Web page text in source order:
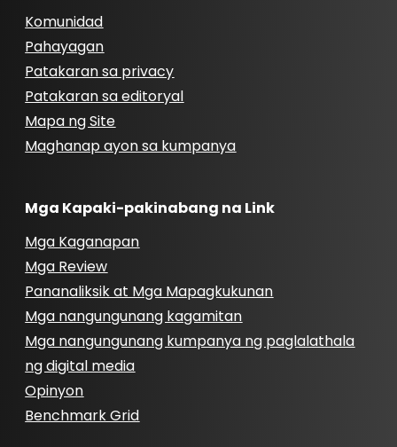
Komunidad
Pahayagan
Patakaran sa privacy
Patakaran sa editoryal
Mapa ng Site
Maghanap ayon sa kumpanya
Mga Kapaki-pakinabang na Link
Mga Kaganapan
Mga Review
Pananaliksik at Mga Mapagkukunan
Mga nangungunang kagamitan
Mga nangungunang kumpanya ng paglalathala
ng digital media
Opinyon
Benchmark Grid